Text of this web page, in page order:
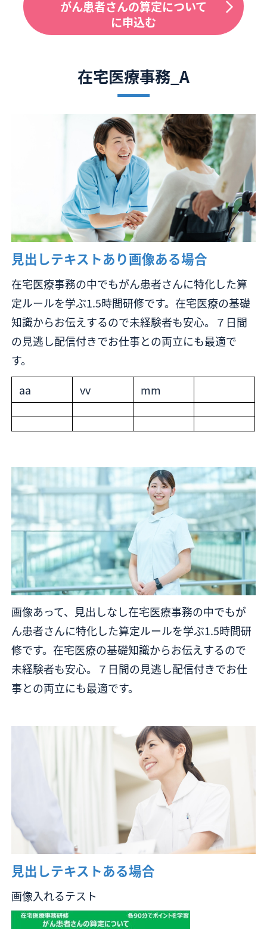
がん患者さんの算定について
に申込む
在宅医療事務_A
見出しテキストあり画像ある場合
在宅医療事務の中でもがん患者さんに特化した算
定ルールを学ぶ1.5時間研修です。在宅医療の基礎
知識からお伝えするので未経験者も安心。７日間
の見逃し配信付きでお仕事との両立にも最適で
す。
aa
vv mm
画像あって、見出しなし在宅医療事務の中でもが
ん患者さんに特化した算定ルールを学ぶ1.5時間研
修です。在宅医療の基礎知識からお伝えするので
未経験者も安心。７日間の見逃し配信付きでお仕
事との両立にも最適です。
見出しテキストある場合
画像入れるテスト